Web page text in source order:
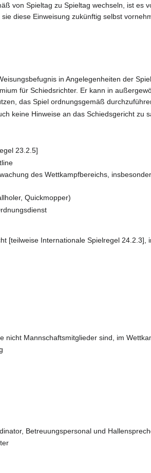
von Spieltag zu Spieltag wechseln, ist
diese Einweisung zukünftig selbst
in Angelegenheiten der
für Schiedsrichter. Er kann in
das Spiel ordnungsgemäß
keine Hinweise an das Schiedsgericht
23.2.5]
des Wettkampfbereichs,
Quickmopper)
[teilweise Internationale Spielregel 24.2.3],
nicht Mannschaftsmitglieder sind, im
Betreuungspersonal und